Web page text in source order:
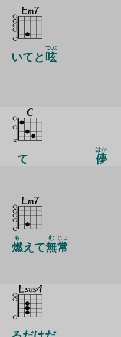
いてと 呟
つぶ
て 儚
はか
燃
も
えて無
む
常
じょ